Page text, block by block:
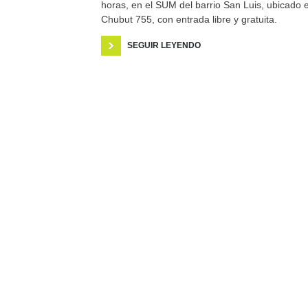
horas, en el SUM del barrio San Luis, ubicado
Chubut 755, con entrada libre y gratuita.
SEGUIR LEYENDO